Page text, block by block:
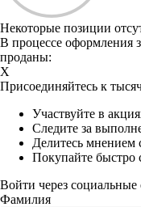
Некоторые позиции
В процессе оформления
проданы:
X
Присоединяйтесь к
Участвуйте в
Следите за
Делитесь мнением
Покупайте быстро
Войти через социальные
Фамилия